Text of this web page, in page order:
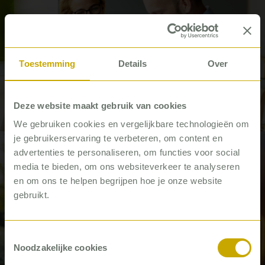
Toestemming Details Over
Deze website maakt gebruik van cookies
We gebruiken cookies en vergelijkbare technologieën om
je gebruikerservaring te verbeteren, om content en
advertenties te personaliseren, om functies voor social
media te bieden, om ons websiteverkeer te analyseren
en om ons te helpen begrijpen hoe je onze website
gebruikt.
Noodzakelijke cookies
Meer tijd voor zorg – dat begint bij
Maatwerk voor Mentrum Trace:
#GGZ